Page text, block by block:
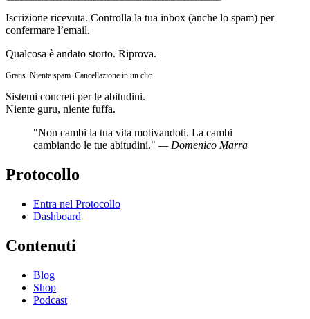
Iscrizione ricevuta. Controlla la tua inbox (anche lo spam) per
confermare l’email.
Qualcosa è andato storto. Riprova.
Gratis. Niente spam. Cancellazione in un clic.
Sistemi concreti per le abitudini.
Niente guru, niente fuffa.
"Non cambi la tua vita motivandoti. La cambi
cambiando le tue abitudini." — Domenico Marra
Protocollo
Entra nel Protocollo
Dashboard
Contenuti
Blog
Shop
Podcast